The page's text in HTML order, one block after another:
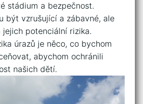
stádium a bezpečnost.
být vzrušující ⁤a​ zábavné, ale
jejich potenciální rizika.
úrazů je něco, co bychom
⁤abychom ochránili
našich dětí.